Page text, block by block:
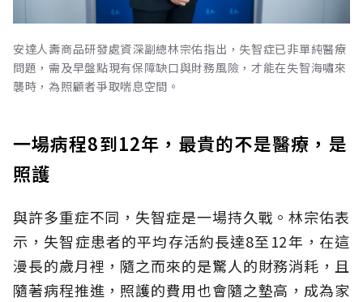
安達人壽商品研發處資深副總林宗佑指出，失智症已非單純醫療
問題，需及早盤點現有保障缺口與財務風險，才能在失智海嘯來
襲時，為照顧者爭取喘息空間。
一場病程8到12年，最貴的不是醫療，是
照護
與許多重症不同，失智症是一場持久戰。林宗佑表
示，失智症患者的平均存活約長達8至12年，在這
漫長的歲月裡，隨之而來的是驚人的財務消耗，且
隨著病程推進，照護的費用也會隨之墊高，成為家